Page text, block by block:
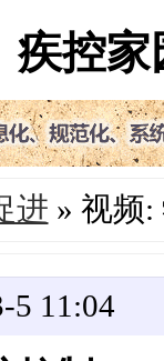
疾控家
进 » 视频
5 11:04